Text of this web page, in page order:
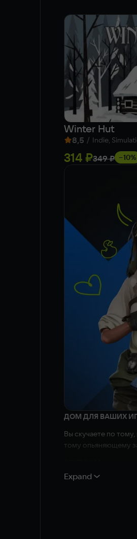
Winter Hut
8,5 / Indie,
314 ₽349 ₽ −10%
ДОМ ДЛЯ ВАШИХ
Вы скучаете по
тому опьяняющему
более осмысленным
Expand